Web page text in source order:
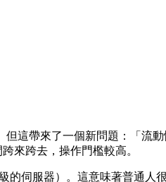
這帶來了一個新問題：「流
來跨去，操作門檻較高。
的伺服器）。這意味著普通人